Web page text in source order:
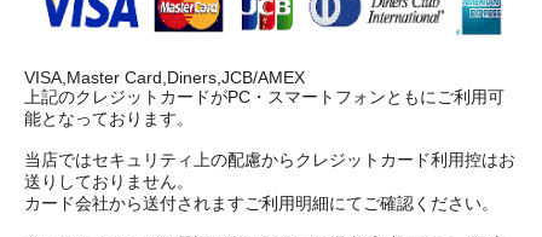
VISA,Master Card,Diners,JCB/AMEX
上記のクレジットカードがPC・スマートフォンともにご利用可
能となっております。
当店ではセキュリティ上の配慮からクレジットカード利用控はお
送りしておりません。
カード会社から送付されますご利用明細にてご確認ください。